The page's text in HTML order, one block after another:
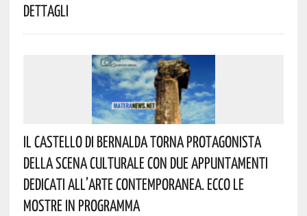
Dettagli
Il Castello Di Bernalda Torna Protagonista
Della Scena Culturale Con Due Appuntamenti
Dedicati All’arte Contemporanea. Ecco Le
Mostre In Programma